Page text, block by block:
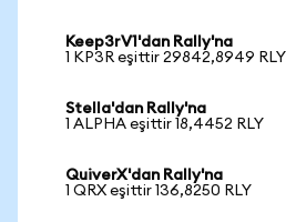
Keep3rV1'dan Rally'na
1 KP3R eşittir 29842,8949 RLY
Stella'dan Rally'na
1 ALPHA eşittir 18,4452 RLY
QuiverX'dan Rally'na
1 QRX eşittir 136,8250 RLY